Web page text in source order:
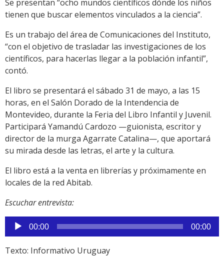
Se presentan “ocho mundos científicos dónde los niños
tienen que buscar elementos vinculados a la ciencia”.
Es un trabajo del área de Comunicaciones del Instituto,
“con el objetivo de trasladar las investigaciones de los
científicos, para hacerlas llegar a la población infantil”,
contó.
El libro se presentará el sábado 31 de mayo, a las 15
horas, en el Salón Dorado de la Intendencia de
Montevideo, durante la Feria del Libro Infantil y Juvenil.
Participará Yamandú Cardozo —guionista, escritor y
director de la murga Agarrate Catalina—, que aportará
su mirada desde las letras, el arte y la cultura.
El libro está a la venta en librerías y próximamente en
locales de la red Abitab.
Escuchar entrevista:
Reproductor
de
audio
00:00 00:00
Texto: Informativo Uruguay